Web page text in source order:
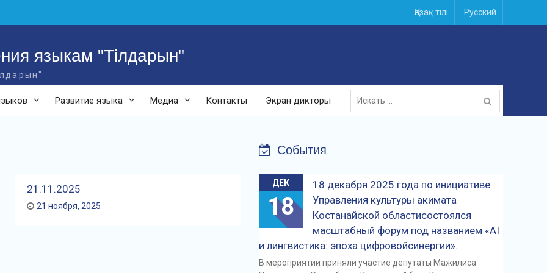
Қазақ тілі Русский
языкам "Тілдарын"
Развитие языка Медиа Контакты Экран дикторы
Поиск
для:
21.11.2025
21 ноября, 2025
События
ДЕК
18
18 декабря 2025 года по инициативе
Управления культуры акимата
Костанайской областисостоялся
масштабный форум под названием «AI
и лингвистика: эпоха цифровойсинергии».
В мероприятии приняли участие депутаты Мажилиса